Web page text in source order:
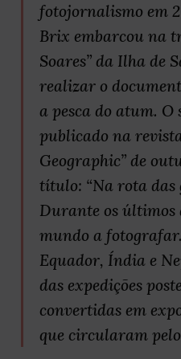
fotojornalismo em
Brix embarcou na
Soares” da Ilha de
realizar o
a pesca do atum.
publicado na
Geographic” de
título: “Na rota das
Durante os últimos
mundo a
Equador, Índia e
das expedições
convertidas em
que circularam